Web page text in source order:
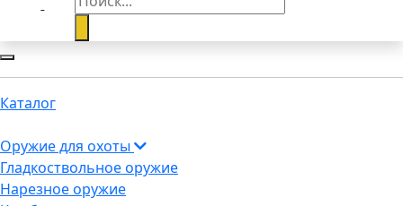
Каталог
Оружие для охоты
Гладкоствольное оружие
Нарезное оружие